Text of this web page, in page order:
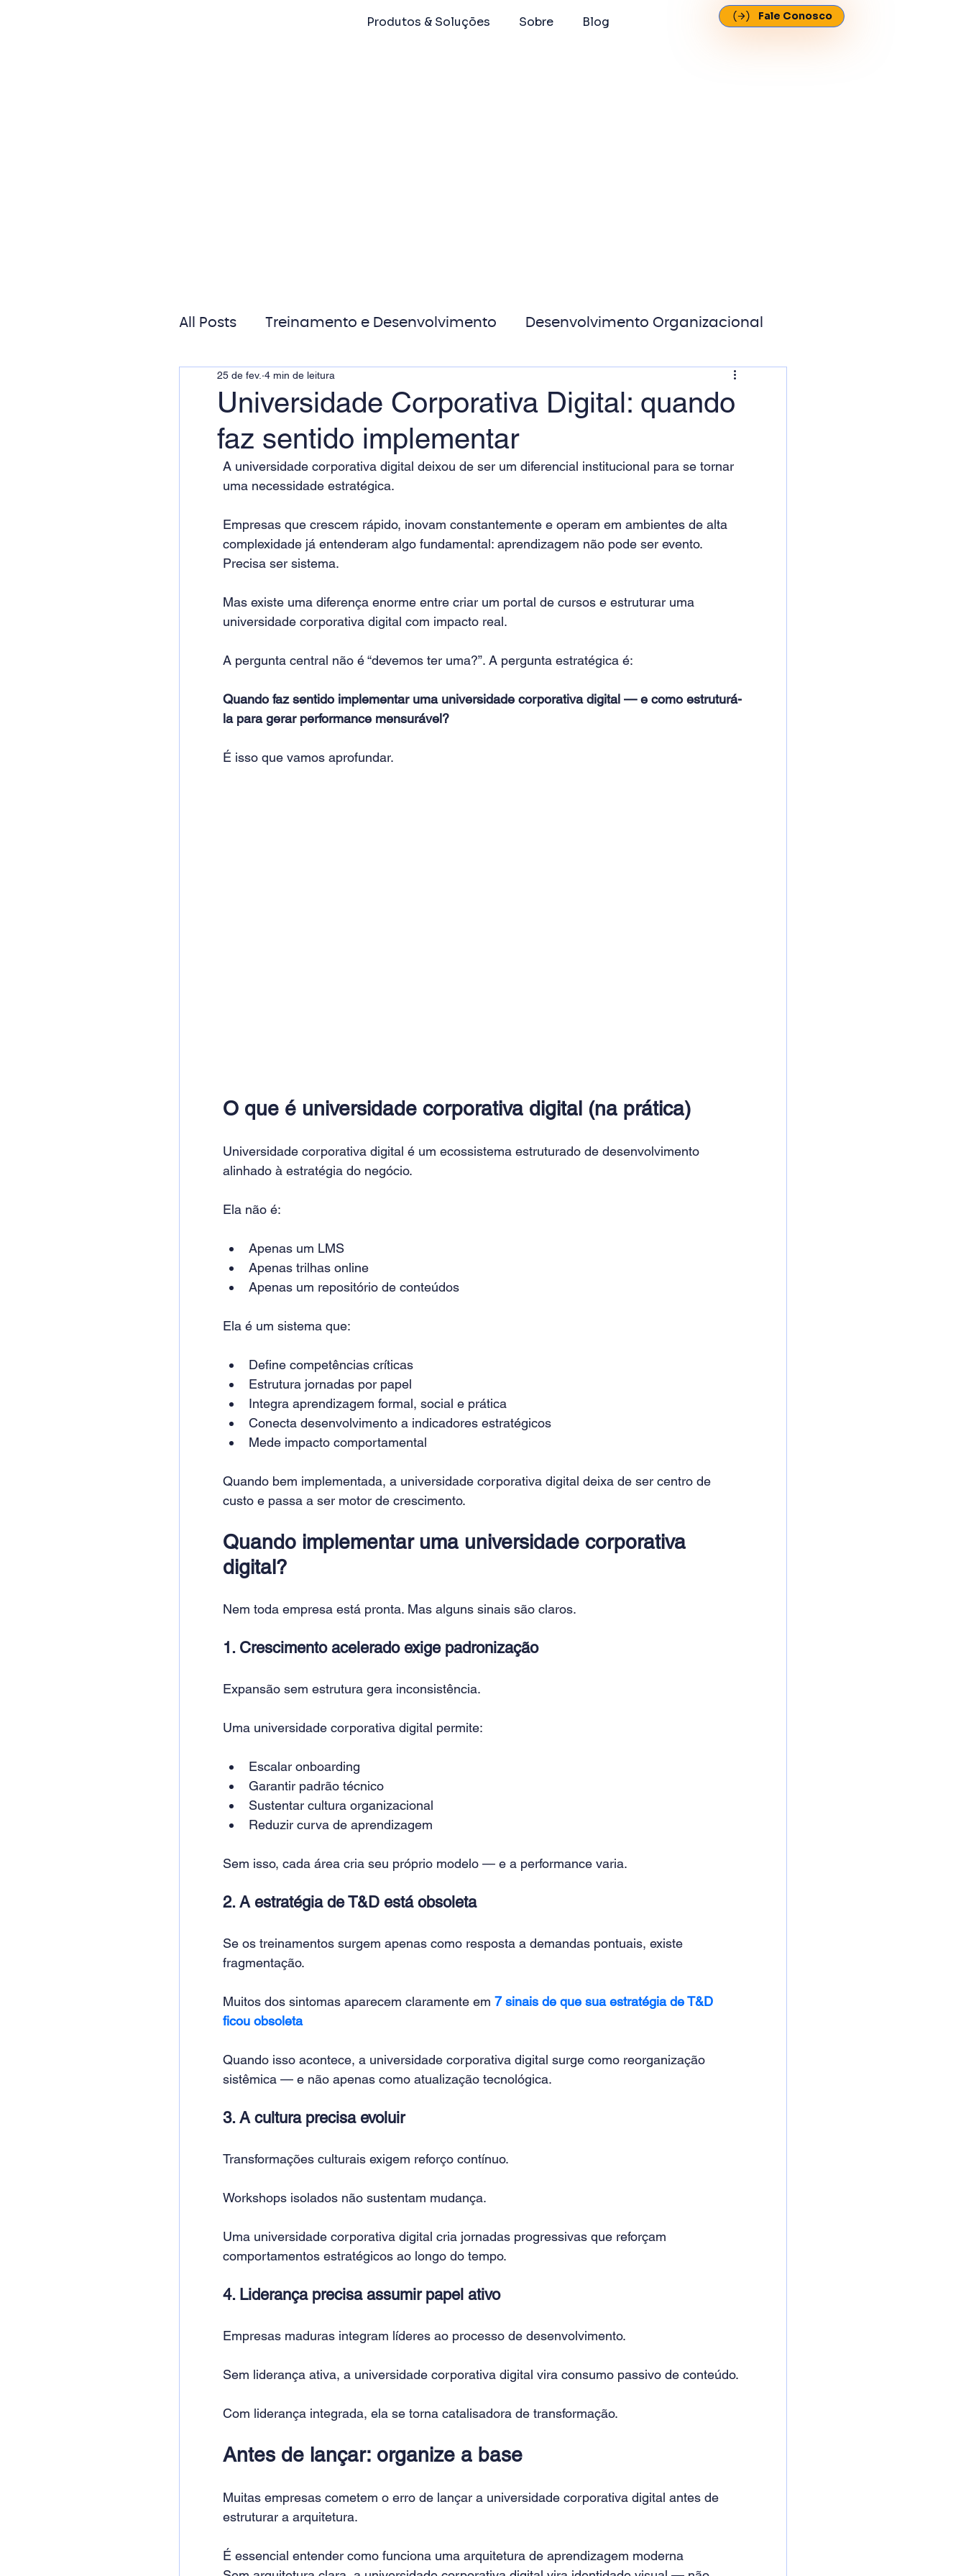
Produtos & Soluções Sobre Blog Fale Conosco
All Posts Treinamento e Desenvolvimento Desenvolvimento Organizacional
Gestão de Pessoas
Responsabilidade Social
Universidade Corporativa Digital: quando
faz sentido implementar
25 de fev. 4 min de leitura
A universidade corporativa digital deixou de ser um diferencial institucional para se tornar
uma necessidade estratégica.
Empresas que crescem rápido, inovam constantemente e operam em ambientes de alta
complexidade já entenderam algo fundamental: aprendizagem não pode ser evento.
Precisa ser sistema.
Mas existe uma diferença enorme entre criar um portal de cursos e estruturar uma
universidade corporativa digital com impacto real.
A pergunta central não é “devemos ter uma?”. A pergunta estratégica é:
Quando faz sentido implementar uma universidade corporativa digital — e como estruturá-
la para gerar performance mensurável?
É isso que vamos aprofundar.
O que é universidade corporativa digital (na prática)
Universidade corporativa digital é um ecossistema estruturado de desenvolvimento
alinhado à estratégia do negócio.
Ela não é:
Apenas um LMS
Apenas trilhas online
Apenas um repositório de conteúdos
Ela é um sistema que:
Define competências críticas
Estrutura jornadas por papel
Integra aprendizagem formal, social e prática
Conecta desenvolvimento a indicadores estratégicos
Mede impacto comportamental
Quando bem implementada, a universidade corporativa digital deixa de ser centro de
custo e passa a ser motor de crescimento.
Quando implementar uma universidade corporativa
digital?
Nem toda empresa está pronta. Mas alguns sinais são claros.
1. Crescimento acelerado exige padronização
Expansão sem estrutura gera inconsistência.
Uma universidade corporativa digital permite:
Escalar onboarding
Garantir padrão técnico
Sustentar cultura organizacional
Reduzir curva de aprendizagem
Sem isso, cada área cria seu próprio modelo — e a performance varia.
2. A estratégia de T&D está obsoleta
Se os treinamentos surgem apenas como resposta a demandas pontuais, existe
fragmentação.
Muitos dos sintomas aparecem claramente em 7 sinais de que sua estratégia de T&D
ficou obsoleta
Quando isso acontece, a universidade corporativa digital surge como reorganização
sistêmica — e não apenas como atualização tecnológica.
3. A cultura precisa evoluir
Transformações culturais exigem reforço contínuo.
Workshops isolados não sustentam mudança.
Uma universidade corporativa digital cria jornadas progressivas que reforçam
comportamentos estratégicos ao longo do tempo.
4. Liderança precisa assumir papel ativo
Empresas maduras integram líderes ao processo de desenvolvimento.
Sem liderança ativa, a universidade corporativa digital vira consumo passivo de conteúdo.
Com liderança integrada, ela se torna catalisadora de transformação.
Antes de lançar: organize a base
Muitas empresas cometem o erro de lançar a universidade corporativa digital antes de
estruturar a arquitetura.
É essencial entender como funciona uma arquitetura de aprendizagem moderna